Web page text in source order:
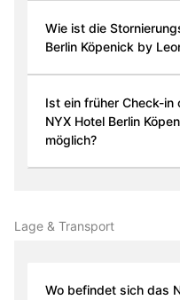
Wie ist die
Berlin Köpenick by
Ist ein früher Check-
NYX Hotel Berlin
möglich?
Lage & Transport
Wo befindet sich das